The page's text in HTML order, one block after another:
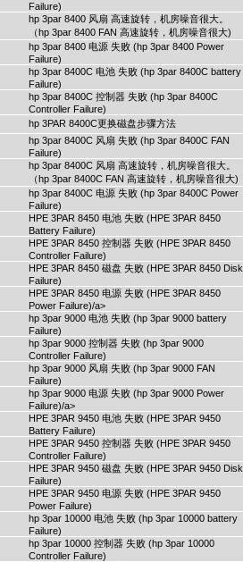
Failure)
hp 3par 8400 风扇 高速旋转，机房噪音很大。
（hp 3par 8400 FAN 高速旋转，机房噪音很大)
hp 3par 8400 电源 失败 (hp 3par 8400 Power
Failure)
hp 3par 8400C 电池 失败 (hp 3par 8400C battery
Failure)
hp 3par 8400C 控制器 失败 (hp 3par 8400C
Controller Failure)
hp 3PAR 8400C更换磁盘步骤方法
hp 3par 8400C 风扇 失败 (hp 3par 8400C FAN
Failure)
hp 3par 8400C 风扇 高速旋转，机房噪音很大。
（hp 3par 8400C FAN 高速旋转，机房噪音很大)
hp 3par 8400C 电源 失败 (hp 3par 8400C Power
Failure)
HPE 3PAR 8450 电池 失败 (HPE 3PAR 8450
Battery Failure)
HPE 3PAR 8450 控制器 失败 (HPE 3PAR 8450
Controller Failure)
HPE 3PAR 8450 磁盘 失败 (HPE 3PAR 8450 Disk
Failure)
HPE 3PAR 8450 电源 失败 (HPE 3PAR 8450
Power Failure)/a>
hp 3par 9000 电池 失败 (hp 3par 9000 battery
Failure)
hp 3par 9000 控制器 失败 (hp 3par 9000
Controller Failure)
hp 3par 9000 风扇 失败 (hp 3par 9000 FAN
Failure)
hp 3par 9000 电源 失败 (hp 3par 9000 Power
Failure)/a>
HPE 3PAR 9450 电池 失败 (HPE 3PAR 9450
Battery Failure)
HPE 3PAR 9450 控制器 失败 (HPE 3PAR 9450
Controller Failure)
HPE 3PAR 9450 磁盘 失败 (HPE 3PAR 9450 Disk
Failure)
HPE 3PAR 9450 电源 失败 (HPE 3PAR 9450
Power Failure)
hp 3par 10000 电池 失败 (hp 3par 10000 battery
Failure)
hp 3par 10000 控制器 失败 (hp 3par 10000
Controller Failure)